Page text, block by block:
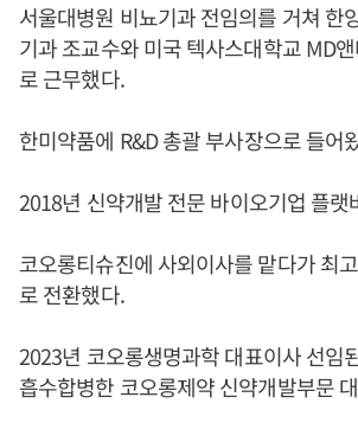
서울대병원 비뇨기과 전임의를 거쳐 한
기과 조교수와 미국 텍사스대학교 MD
로 근무했다.
한미약품에 R&D 총괄 부사장으로 들어
2018년 신약개발 전문 바이오기업 플랫
코오롱티슈진에 사외이사를 맡다가 최
로 전환했다.
2023년 코오롱생명과학 대표이사 선임
흡수합병한 코오롱제약 신약개발부문